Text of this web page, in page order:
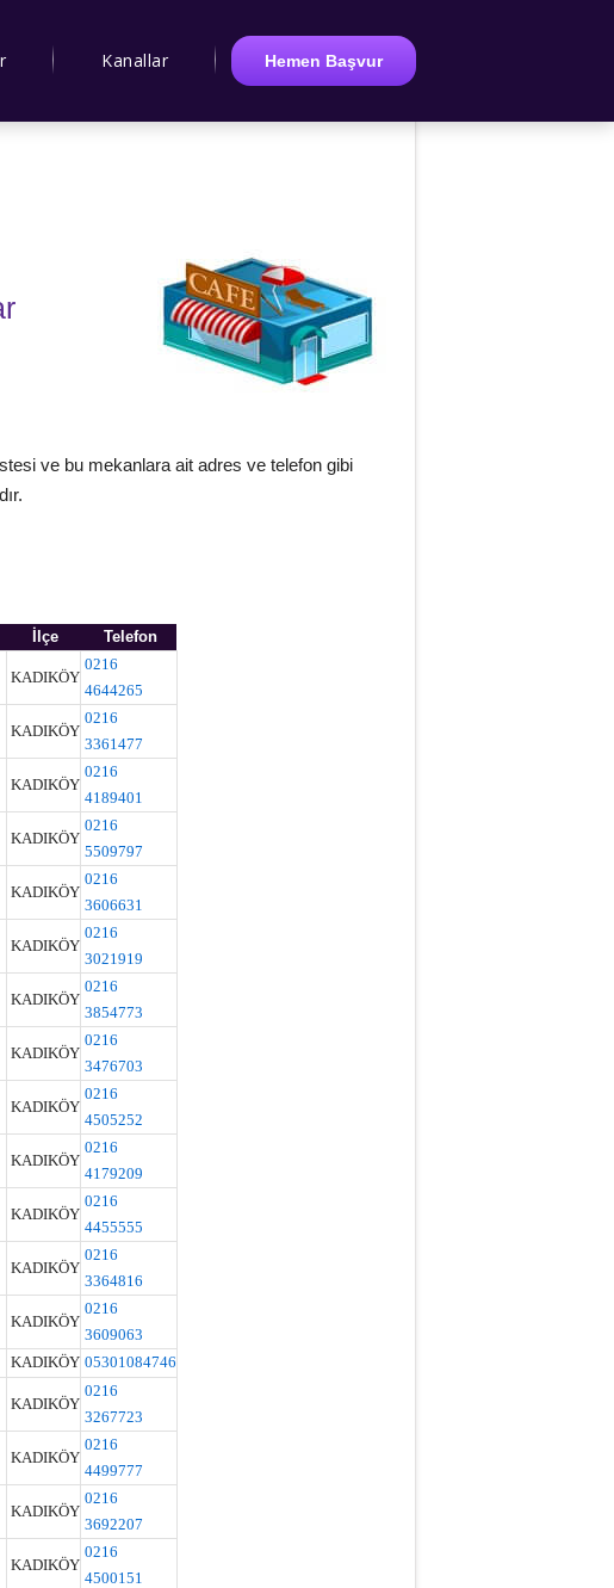
Kanallar Hemen Başvur
ve bu mekanlara ait adres ve telefon gibi
İlçe Telefon
KADIKÖY
0216
4644265
KADIKÖY
0216
3361477
KADIKÖY
0216
4189401
KADIKÖY
0216
5509797
KADIKÖY
0216
3606631
KADIKÖY
0216
3021919
KADIKÖY
0216
3854773
KADIKÖY
0216
3476703
KADIKÖY
0216
4505252
KADIKÖY
0216
4179209
KADIKÖY
0216
4455555
KADIKÖY
0216
3364816
KADIKÖY
0216
3609063
KADIKÖY 05301084746
KADIKÖY
0216
3267723
KADIKÖY
0216
4499777
KADIKÖY
0216
3692207
KADIKÖY
0216
4500151